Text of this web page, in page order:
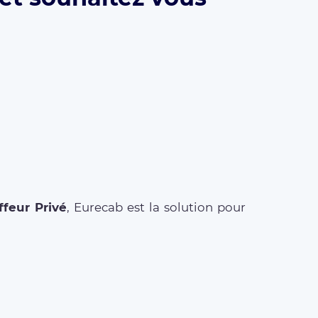
Privé, Eurecab est la solution pour